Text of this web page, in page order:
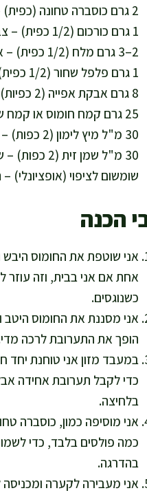
2 גרם כוסברה טחונה (כפית) – עומק טעם
1 גרם כורכום (1/2 כפית) – צבע וזהוב טבעי
2–3 גרם מלח (1/2 כפית) – אפשר להתחיל פחות ולהוסיף אחרי טעימה
1 גרם פלפל שחור (1/2 כפית) – מחזק טעמים
8 גרם אבקת אפייה (2 כפיות) – לאווריריות באפייה
25 גרם קמח חומוס או קמח שיבולת שועל (כ-2 כפות) – לקשירה, מתאים לאפייה בריאה
30 מ"ל מיץ לימון (2 כפות) – רעננות ועוזר לספיגת ברזל
30 מ"ל שמן זית (2 כפות) – שומן חד בלתי רווי, לאפייה פריכה
שומשום לציפוי (אופציונלי)
הכנה
אחת אם אני בבית, וזה עוזר
כשנוגסים.
אני מסננת את החומוס היטב
הופך את התערובת לרכה
במעבד מזון אני טוחנת יחד
כדי לקבל תערובת אחידה
בלחיצה.
אני מוסיפה כמון, כוסברה
בהדרגה.